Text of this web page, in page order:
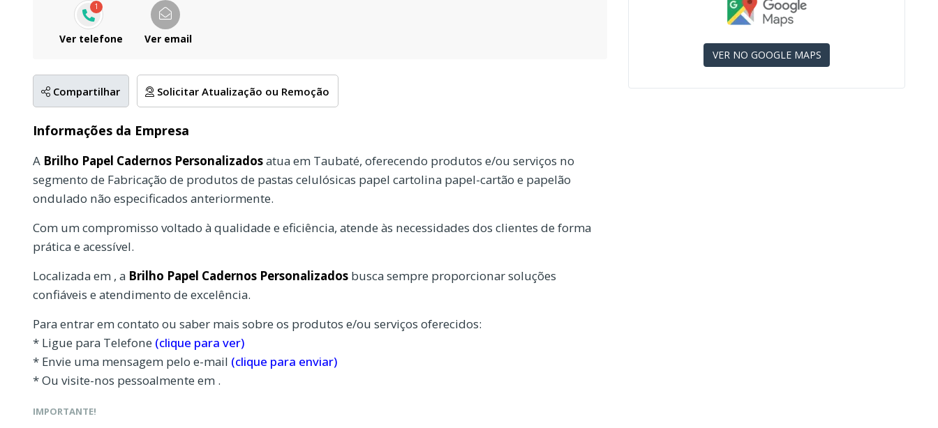
1
Ver telefone Ver email
Compartilhar Solicitar Atualização ou Remoção
Informações da Empresa
A Brilho Papel Cadernos Personalizadosatua em Taubaté, oferecendo produtos e/ou serviços no
segmento de Fabricação de produtos de pastas celulósicas papel cartolina papel-cartão e papelão
ondulado não especificados anteriormente.
Com um compromisso voltado à qualidade e eficiência, atende às necessidades dos clientes de forma
prática e acessível.
Localizada em , a Brilho Papel Cadernos Personalizados busca sempre proporcionar soluções
confiáveis e atendimento de excelência.
Para entrar em contato ou saber mais sobre os produtos e/ou serviços oferecidos:
* Ligue para Telefone (clique para ver)
* Envie uma mensagem pelo e-mail (clique para enviar)
* Ou visite-nos pessoalmente em .
IMPORTANTE!
VER NO GOOGLE MAPS